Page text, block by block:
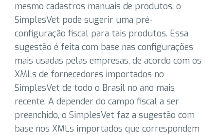
mesmo cadastros manuais de produtos, o
SimplesVet pode sugerir uma pré-
configuração fiscal para tais produtos. Essa
sugestão é feita com base nas configurações
mais usadas pelas empresas, de acordo com os
XMLs de fornecedores importados no
SimplesVet de todo o Brasil no ano mais
recente. A depender do campo fiscal a ser
preenchido, o SimplesVet faz a sugestão com
base nos XMLs importados que correspondem